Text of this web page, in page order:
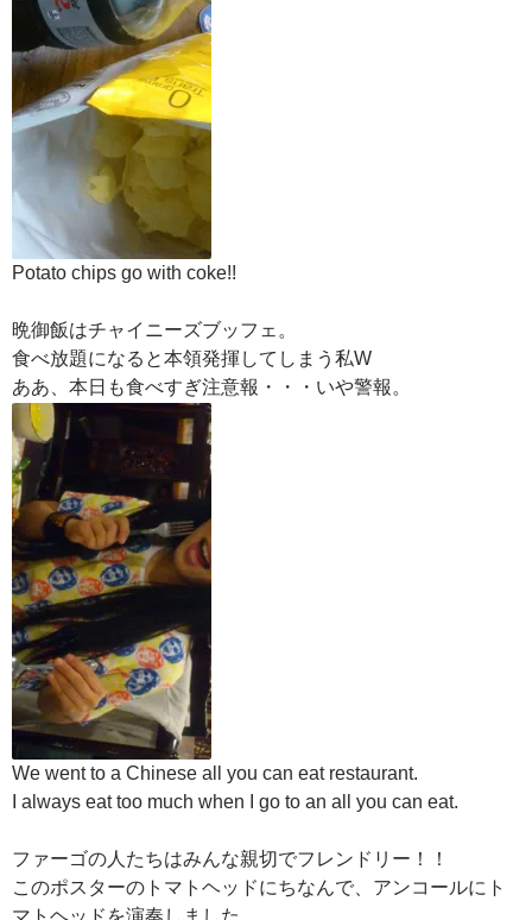
Potato chips go with coke!!
晩御飯はチャイニーズブッフェ。
食べ放題になると本領発揮してしまう私W
ああ、本日も食べすぎ注意報・・・いや警報。
We went to a Chinese all you can eat restaurant.
I always eat too much when I go to an all you can eat.
ファーゴの人たちはみんな親切でフレンドリー！！
このポスターのトマトヘッドにちなんで、アンコールにト
マトヘッドを演奏しました。